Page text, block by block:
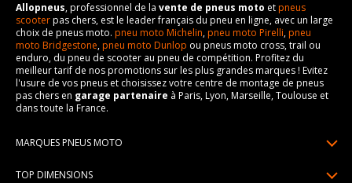
Allopneus, professionnel de la vente de pneus moto etpneus
scooterpas chers, est le leader français du pneu en ligne, avec un large
choix de pneus moto. pneu moto Michelin,pneu moto Pirelli,pneu
moto Bridgestone,pneu moto Dunlop ou pneus moto cross, trail ou
enduro, du pneu de scooter au pneu de compétition. Profitez du
meilleur tarif de nos promotions sur les plus grandes marques ! Evitez
l'usure de vos pneus et choisissez votre centre de montage de pneus
pas chers en garage partenaire à Paris, Lyon, Marseille, Toulouse et
dans toute la France.
MARQUES PNEUS MOTO
TOP DIMENSIONS